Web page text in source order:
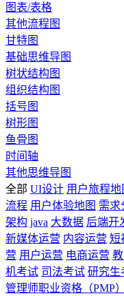
图表/表格
其他流程图
甘特图
基础思维导图
树状结构图
组织结构图
括号图
树形图
鱼骨图
时间轴
其他思维导图
全部 UI设计 用户旅程地
流程 用户体验地图 需求
架构 java 大数据 后端开
新媒体运营 内容运营 短
营 用户运营 电商运营
机考试 司法考试 研究生
管理师职业资格（PMP）